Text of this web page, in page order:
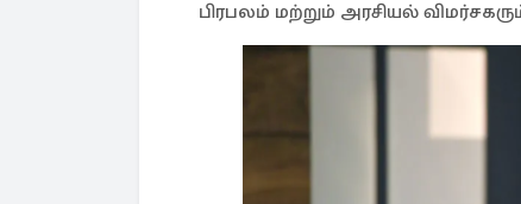
பிரபலம் மற்றும் அரசியல்